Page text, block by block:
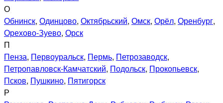
О
Обнинск, Одинцово, Октябрьский, Омск, Орёл, Оренбург,
Орехово-Зуево, Орск
П
Пенза, Первоуральск, Пермь, Петрозаводск,
Петропавловск-Камчатский, Подольск, Прокопьевск,
Псков, Пушкино, Пятигорск
Р